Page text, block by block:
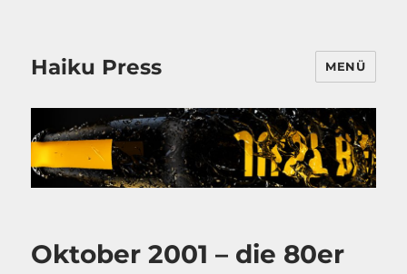
Haiku Press MENÜ
Oktober 2001 – die 80er